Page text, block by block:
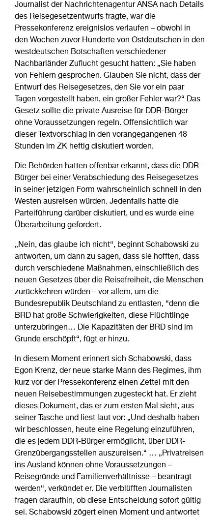
Journalist der Nachrichtenagentur ANSA nach Details
des Reisegesetzentwurfs fragte, war die
Pressekonferenz ereignislos verlaufen – obwohl in
den Wochen zuvor Hunderte von Ostdeutschen in den
westdeutschen Botschaften verschiedener
Nachbarländer Zuflucht gesucht hatten: „Sie haben
von Fehlern gesprochen. Glauben Sie nicht, dass der
Entwurf des Reisegesetzes, den Sie vor ein paar
Tagen vorgestellt haben, ein großer Fehler war?“ Das
Gesetz sollte die private Ausreise für DDR-Bürger
ohne Voraussetzungen regeln. Offensichtlich war
dieser Textvorschlag in den vorangegangenen 48
Stunden im ZK heftig diskutiert worden.
Die Behörden hatten offenbar erkannt, dass die DDR-
Bürger bei einer Verabschiedung des Reisegesetzes
in seiner jetzigen Form wahrscheinlich schnell in den
Westen ausreisen würden. Jedenfalls hatte die
Parteiführung darüber diskutiert, und es wurde eine
Überarbeitung gefordert.
„Nein, das glaube ich nicht“, beginnt Schabowski zu
antworten, um dann zu sagen, dass sie hofften, dass
durch verschiedene Maßnahmen, einschließlich des
neuen Gesetzes über die Reisefreiheit, die Menschen
zurückkehren würden – vor allem, um die
Bundesrepublik Deutschland zu entlasten, “denn die
BRD hat große Schwierigkeiten, diese Flüchtlinge
unterzubringen… Die Kapazitäten der BRD sind im
Grunde erschöpft“, fügt er hinzu.
In diesem Moment erinnert sich Schabowski, dass
Egon Krenz, der neue starke Mann des Regimes, ihm
kurz vor der Pressekonferenz einen Zettel mit den
neuen Reisebestimmungen zugesteckt hat. Er zieht
dieses Dokument, das er zum ersten Mal sieht, aus
seiner Tasche und liest laut vor: „Und deshalb haben
wir beschlossen, heute eine Regelung einzuführen,
die es jedem DDR-Bürger ermöglicht, über DDR-
Grenzübergangsstellen auszureisen.“ … „Privatreisen
ins Ausland können ohne Voraussetzungen –
Reisegründe und Familienverhältnisse – beantragt
werden“, verkündet er. Die verblüfften Journalisten
fragen daraufhin, ob diese Entscheidung sofort gültig
sei. Schabowski zögert einen Moment und antwortet